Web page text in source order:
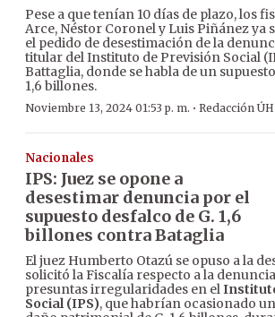
Pese a que tenían 10 días de plazo, los
Arce, Néstor Coronel y Luis Piñánez ya
el pedido de desestimación de la
titular del Instituto de Previsión Social
Battaglia, donde se habla de un
1,6 billones.
Noviembre 13, 2024 01:53 p. m. · Redacción ÚH
Nacionales
IPS: Juez se opone a
desestimar denuncia por el
supuesto desfalco de G. 1,6
billones contra Bataglia
El juez Humberto Otazú se opuso a la
solicitó la Fiscalía respecto a la
presuntas irregularidades en el
Social (IPS), que habrían ocasionado